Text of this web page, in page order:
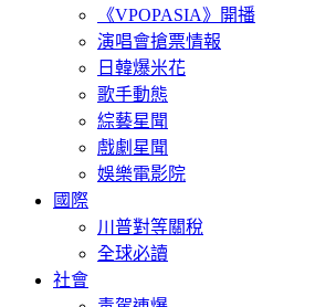
《VPOPASIA》開播
演唱會搶票情報
日韓爆米花
歌手動態
綜藝星聞
戲劇星聞
娛樂電影院
國際
川普對等關稅
全球必讀
社會